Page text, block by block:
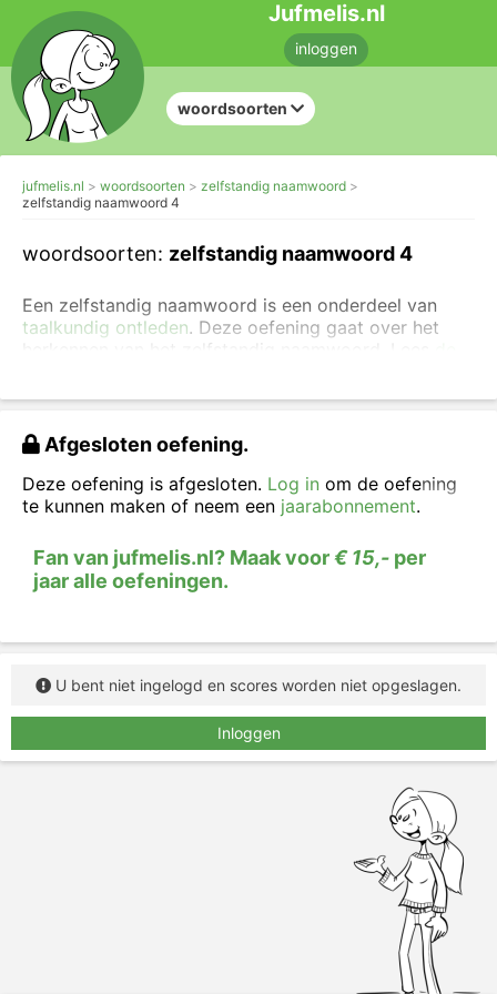
Jufmelis.nl
inloggen
woordsoorten
jufmelis.nl woordsoorten
zelfstandig naamwoord
zelfstandig naamwoord 4
woordsoorten: zelfstandig naamwoord 4
Een zelfstandig naamwoord is een onderdeel van
taalkundig ontleden. Deze oefening gaat over het
herkennen van het zelfstandig naamwoord. Lees
naamwoorden.
Klik op de zelfstandige naamwoorden.
alles goed hebt, worden alle woorden groen.
Afgesloten oefening.
Deze oefening is afgesloten. Log in om de oefening
te kunnen maken of neem een jaarabonnement.
Fan van jufmelis.nl? Maak voor€ 15,- per
jaar alle oefeningen.
U bent niet ingelogd en scores worden niet opgeslagen.
Inloggen